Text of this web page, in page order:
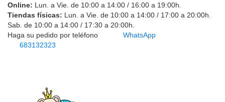
Online: Lun. a Vie. de 10:00 a 14:00 / 16:00 a 19:00h.
Tiendas físicas: Lun. a Vie. de 10:00 a 14:00 / 17:00 a 20:00h.
Sab. de 10:00 a 14:00 / 17:30 a 20:00h.
Haga su pedido por teléfono
683132323
WhatsApp